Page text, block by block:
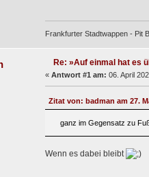
Frankfurter Stadtwappen - Pit
Re: »Auf einmal hat es
« Antwort #1 am: 06. April
Zitat von: badman am 27.
ganz im Gegensatz zu
Wenn es dabei bleibt